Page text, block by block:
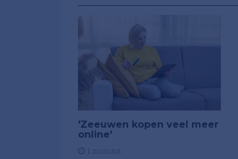
'Zeeuwen kopen veel meer
online'